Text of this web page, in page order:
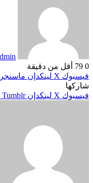
0
أقل من دقيقة
فيسبوك ‫X لينكدإن ماسنجر
شاركها
فيسبوك ‫X لينكدإن